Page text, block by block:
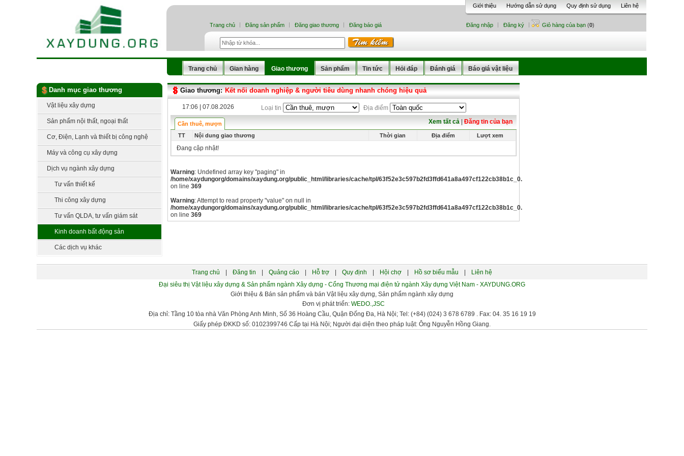
Giới thiệu Hướng dẫn sử dụng Quy định sử dụng Liên hệ
Trang chủ Đăng sản phẩm Đăng giao thương Đăng báo giá Đăng nhập Đăng ký Giỏ hàng của bạn (0)
Trang chủ Gian hàng Giao thương Sản phẩm Tin tức Hỏi đáp Đánh giá Báo giá vật liệu
Danh mục giao thương
Vật liệu xây dựng
Sản phẩm nội thất, ngoại thất
Cơ, Điện, Lạnh và thiết bị công nghệ
Máy và công cụ xây dựng
Dịch vụ ngành xây dựng
Tư vấn thiết kế
Thi công xây dựng
Tư vấn QLDA, tư vấn giám sát
Kinh doanh bất động sản
Các dịch vụ khác
Giao thương: Kết nối doanh nghiệp & người tiêu dùng nhanh chóng hiệu quả
17:06 | 07.08.2026 Loại tin Địa điểm
Cần thuê, mượn Xem tất cả Đăng tin của bạn
TT Nội dung giao thương Thời gian Địa điểm Lượt xem
Đang cập nhật!
Warning: Undefined array key "paging" in
/home/xaydungorg/domains/xaydung.org/public_html/libraries/cache/tpl/63f52e3c597b2fd3ffd641a8a497cf122cb38b1c_0.file.list_all_advertises.tpl.php
on line 369
Warning: Attempt to read property "value" on null in
/home/xaydungorg/domains/xaydung.org/public_html/libraries/cache/tpl/63f52e3c597b2fd3ffd641a8a497cf122cb38b1c_0.file.list_all_advertises.tpl.php
on line 369
Trang chủ Đăng tin Quảng cáo Hỗ trợ Quy định Hội chợ Hồ sơ biểu mẫu
Liên hệ
Đại siêu thị Vật liệu xây dựng & Sản phẩm ngành Xây dựng - Cổng Thương mại điện tử ngành Xây dựng Việt Nam - XAYDUNG.ORG
Giới thiệu & Bán sản phẩm và bán Vật liệu xây dựng, Sản phẩm ngành xây dựng
Đơn vị phát triển: WEDO.,JSC
Địa chỉ: Tầng 10 tòa nhà Văn Phòng Anh Minh, Số 36 Hoàng Cầu, Quận Đống Đa, Hà Nội; Tel: (+84) (024) 3 678 6789 . Fax: 04. 35 16 19 19
Giấy phép ĐKKD số: 0102399746 Cấp tại Hà Nội; Người đại diện theo pháp luật: Ông Nguyễn Hồng Giang.